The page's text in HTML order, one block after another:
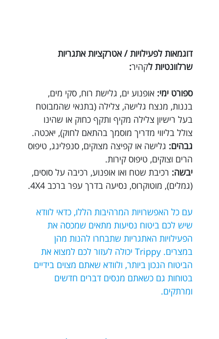
דוגמאות לפעילויות / אטרקציות אתגריות
שרלוונטיות לקהיר:
ספורט ימי: אופנוע ים, גלישת רוח, סקי מים,
בננות, מנצח גלישה, צלילה (בתנאי שהמבוטח
בעל רישיון צלילה מקיף ותקף כחוק או שהינו
צולל בליווי מדריך מוסמך בהתאם לחוק), יאכטה.
גבהים: גלישה או קפיצה מצוקים, סנפלינג, טיפוס
הרים וצוקים, טיפוס קירות.
יבשה: רכיבת שטח ואו אופנוע, רכיבה על סוסים,
(גמלים), מוטוקרוס, נסיעה בדרך עפר ברכב 4X4.
עם כל האפשרויות המרהיבות הללו, כדאי לוודא
שיש לכם ביטוח נסיעות מתאים שמכסה את
הפעילויות האתגריות שתבחרו להנות מהן
במצרים. Trippy יכולה לעזור לכם למצוא את
הביטוח הנכון ביותר, ולוודא שאתם מצוים בידיים
בטוחות גם כשאתם מנסים דברים חדשים
ומרתקים.